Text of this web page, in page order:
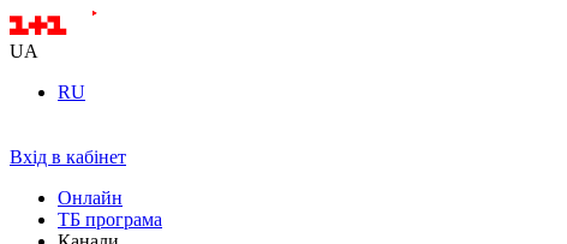
UA
RU
Вхід в кабінет
Онлайн
ТБ програма